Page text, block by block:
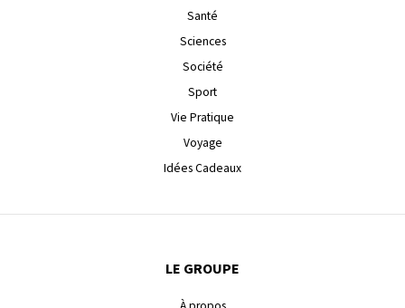
Santé
Sciences
Société
Sport
Vie Pratique
Voyage
Idées Cadeaux
LE GROUPE